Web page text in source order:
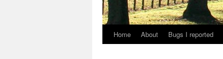
Home About Bugs I reported